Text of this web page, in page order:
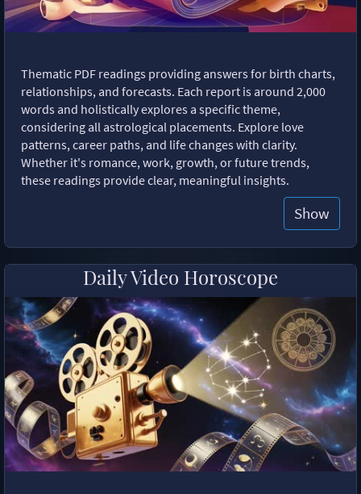
Thematic PDF readings providing answers for birth charts,
relationships, and forecasts. Each report is around 2,000
words and holistically explores a specific theme,
considering all astrological placements. Explore love
patterns, career paths, and life changes with clarity.
Whether it's romance, work, growth, or future trends,
these readings provide clear, meaningful insights.
Show
Daily Video Horoscope